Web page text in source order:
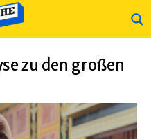
zu den großen